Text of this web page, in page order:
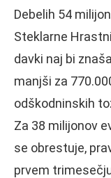
Debelih 54
Steklarne
davki naj bi
manjši za
odškodninskih
Za 38 milijonov
se obrestuje,
prvem